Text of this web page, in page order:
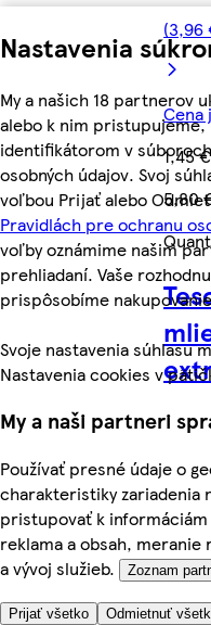
Nastavenia
My a našich 18 partnerov
alebo k nim pristupujeme,
identifikátorom v
osobných údajov. Svoj
voľbou Prijať alebo
Pravidlách pre ochranu
voľby oznámime našim
prehliadaní. Vaše
prispôsobíme
Svoje nastavenia súhlasu
Nastavenia cookies v
My a naši partneri
Používať presné údaje o
charakteristiky zariadenia
pristupovať k informáciám
reklama a obsah,
a vývoj služieb.
Zoznam
Prijať všetko Odmietnuť
Cena
1,45 €
5,80